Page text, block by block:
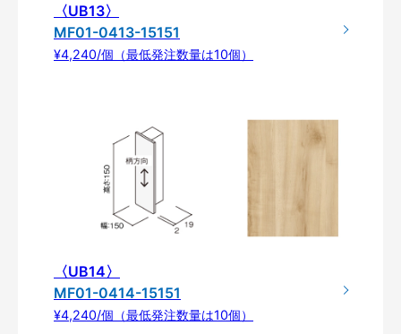
〈UB13〉
MF01-0413-15151
¥4,240/個（最低発注数量は10個）
〈UB14〉
MF01-0414-15151
¥4,240/個（最低発注数量は10個）